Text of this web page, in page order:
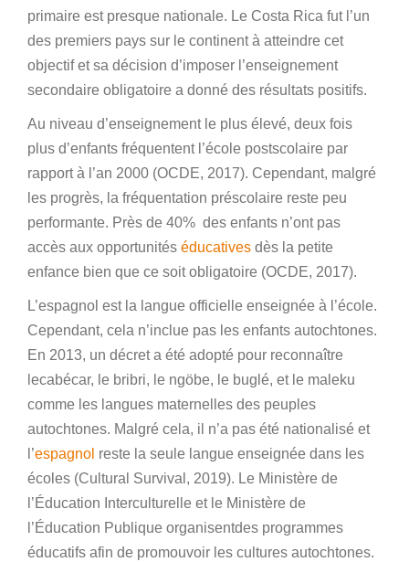
primaire est presque nationale. Le Costa Rica fut l’un
des premiers pays sur le continent à atteindre cet
objectif et sa décision d’imposer l’enseignement
secondaire obligatoire a donné des résultats positifs.
Au niveau d’enseignement le plus élevé, deux fois
plus d’enfants fréquentent l’école postscolaire par
rapport à l’an 2000 (OCDE, 2017). Cependant, malgré
les progrès, la fréquentation préscolaire reste peu
performante. Près de 40% des enfants n’ont pas
accès aux opportunités éducatives dès la petite
enfance bien que ce soit obligatoire (OCDE, 2017).
L’espagnol est la langue officielle enseignée à l’école.
Cependant, cela n’inclue pas les enfants autochtones.
En 2013, un décret a été adopté pour reconnaître
lecabécar, le bribri, le ngöbe, le buglé, et le maleku
comme les langues maternelles des peuples
autochtones. Malgré cela, il n’a pas été nationalisé et
l’espagnol reste la seule langue enseignée dans les
écoles (Cultural Survival, 2019). Le Ministère de
l’Éducation Interculturelle et le Ministère de
l’Éducation Publique organisentdes programmes
éducatifs afin de promouvoir les cultures autochtones.